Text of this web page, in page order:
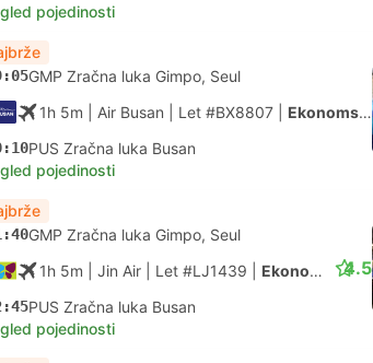
pojedinosti
GMP Zračna luka Gimpo, Seul
1h 5m | Air Busan Let #BX8807 Ekonomska klasa
PUS Zračna luka Busan
pojedinosti
GMP Zračna luka Gimpo, Seul
1h 5m | Jin Air Let #LJ1439 Ekonomska klasa
PUS Zračna luka Busan
4.5
pojedinosti